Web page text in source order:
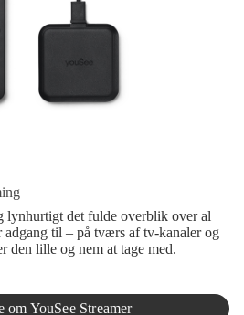
lynhurtigt det fulde overblik over al
adgang til – på tværs af tv-kanaler og
den lille og nem at tage med.
om YouSee Streamer